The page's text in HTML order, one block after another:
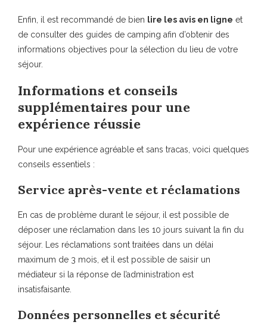
Enfin, il est recommandé de bien lire les avis en ligne et
de consulter des guides de camping afin d’obtenir des
informations objectives pour la sélection du lieu de votre
séjour.
Informations et conseils
supplémentaires pour une
expérience réussie
Pour une expérience agréable et sans tracas, voici quelques
conseils essentiels :
Service après-vente et réclamations
En cas de problème durant le séjour, il est possible de
déposer une réclamation dans les 10 jours suivant la fin du
séjour. Les réclamations sont traitées dans un délai
maximum de 3 mois, et il est possible de saisir un
médiateur si la réponse de l’administration est
insatisfaisante.
Données personnelles et sécurité